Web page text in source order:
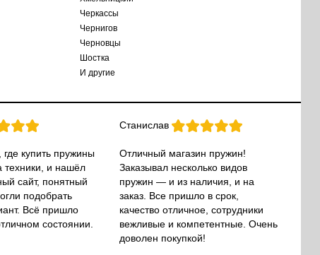
Черкассы
Чернигов
Черновцы
Шостка
И другие
где купить пружины
техники, и нашёл
сайт, понятный
подобрать
Всё пришло
состоянии.
Станислав
Отличный магазин пружин!
Заказывал несколько видов
пружин — и из наличия, и на
заказ. Все пришло в срок,
качество отличное, сотрудники
вежливые и компетентные. Очень
доволен покупкой!